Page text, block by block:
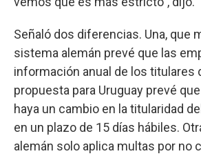
Señaló dos diferencias. Una, que
sistema alemán prevé que las
información anual de los titulares
propuesta para Uruguay prevé
haya un cambio en la titularidad
en un plazo de 15 días hábiles.
alemán solo aplica multas por no